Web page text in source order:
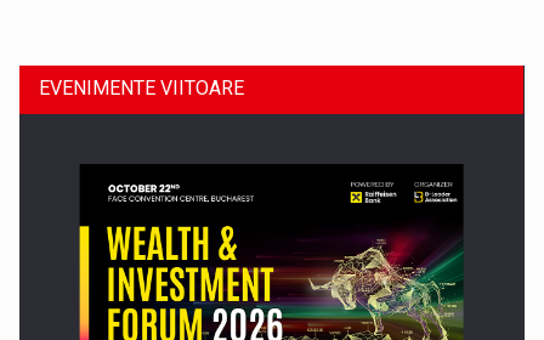
Comunicat de presa: Joburile part-time reincep sa intre pe…
EVENIMENTE VIITOARE